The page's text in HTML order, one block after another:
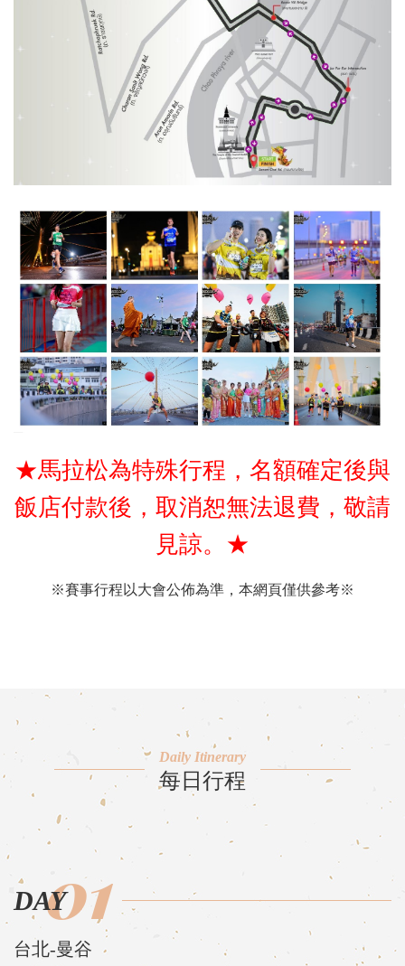
★馬拉松為特殊行程，名額確定後與
飯店付款後，取消恕無法退費，敬請
見諒。★
※賽事行程以大會公佈為準，本網頁僅供參考※
Daily Itinerary
每日行程
DAY01
台北-曼谷